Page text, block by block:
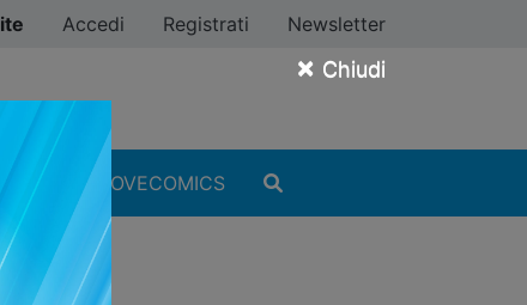
× Chiudi
Accedi Registrati Newsletter
#ILOVECOMICS